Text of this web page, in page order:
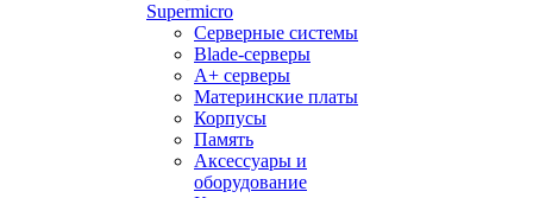
Supermicro
Серверные системы
Blade-серверы
A+ серверы
Материнские платы
Корпусы
Память
Аксессуары и
оборудование